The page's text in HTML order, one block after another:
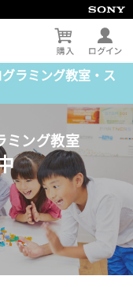
ラミング教室・ス
ミング教室